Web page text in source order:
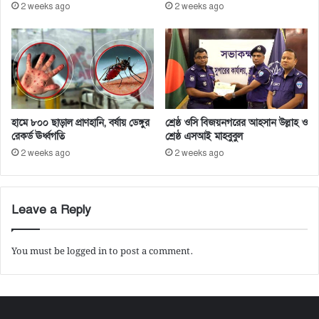
বি
পি
জে
এ
ফে
র
2 weeks ago 2 weeks ago
হামে ৮০০ ছাড়াল প্রাণহানি, বর্ষায় ডেঙ্গুর
রেকর্ড ঊর্ধ্বগতি
2 weeks ago
শ্রেষ্ঠ ওসি বিজয়নগরের আহসান উল্লাহ ও
শ্রেষ্ঠ এসআই মাহবুবুল
2 weeks ago
Leave a Reply
You must belogged into post a comment.